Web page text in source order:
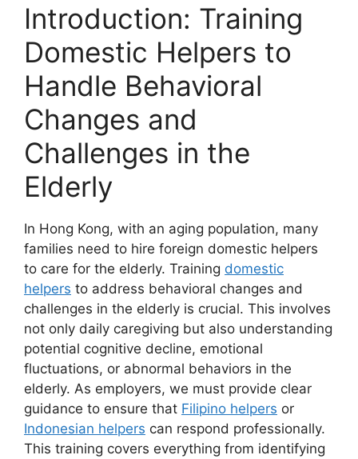
Introduction: Training
Domestic Helpers to
Handle Behavioral
Changes and
Challenges in the
Elderly
In Hong Kong, with an aging population, many
families need to hire foreign domestic helpers
to care for the elderly. Training domestic
helpers to address behavioral changes and
challenges in the elderly is crucial. This involves
not only daily caregiving but also understanding
potential cognitive decline, emotional
fluctuations, or abnormal behaviors in the
elderly. As employers, we must provide clear
guidance to ensure that Filipino helpers or
Indonesian helpers can respond professionally.
This training covers everything from identifying